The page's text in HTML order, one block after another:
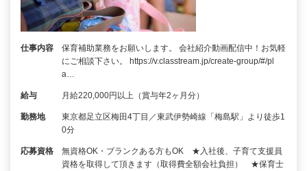
仕事内容
保育補助業務をお願いします。 会社紹介動画配信中！お気軽
にご相談下さい。 https://v.classtream.jp/create-group/#/pl
a…
給与 月給220,000円以上（賞与年2ヶ月分）
勤務地
東京都足立区梅田4丁目／東武伊勢崎線「梅島駅」より徒歩1
0分
応募資格
無資格OK・ブランクある方もOK ★入社後、子育て支援員
資格を取得して頂きます（取得費全額会社負担） ★保育士